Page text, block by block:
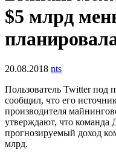
$5 млрд
20.08.2018 nts
Пользователь Twitter
сообщил, что его
производителя
утверждают, что команда
прогнозируемый доход
млрд.